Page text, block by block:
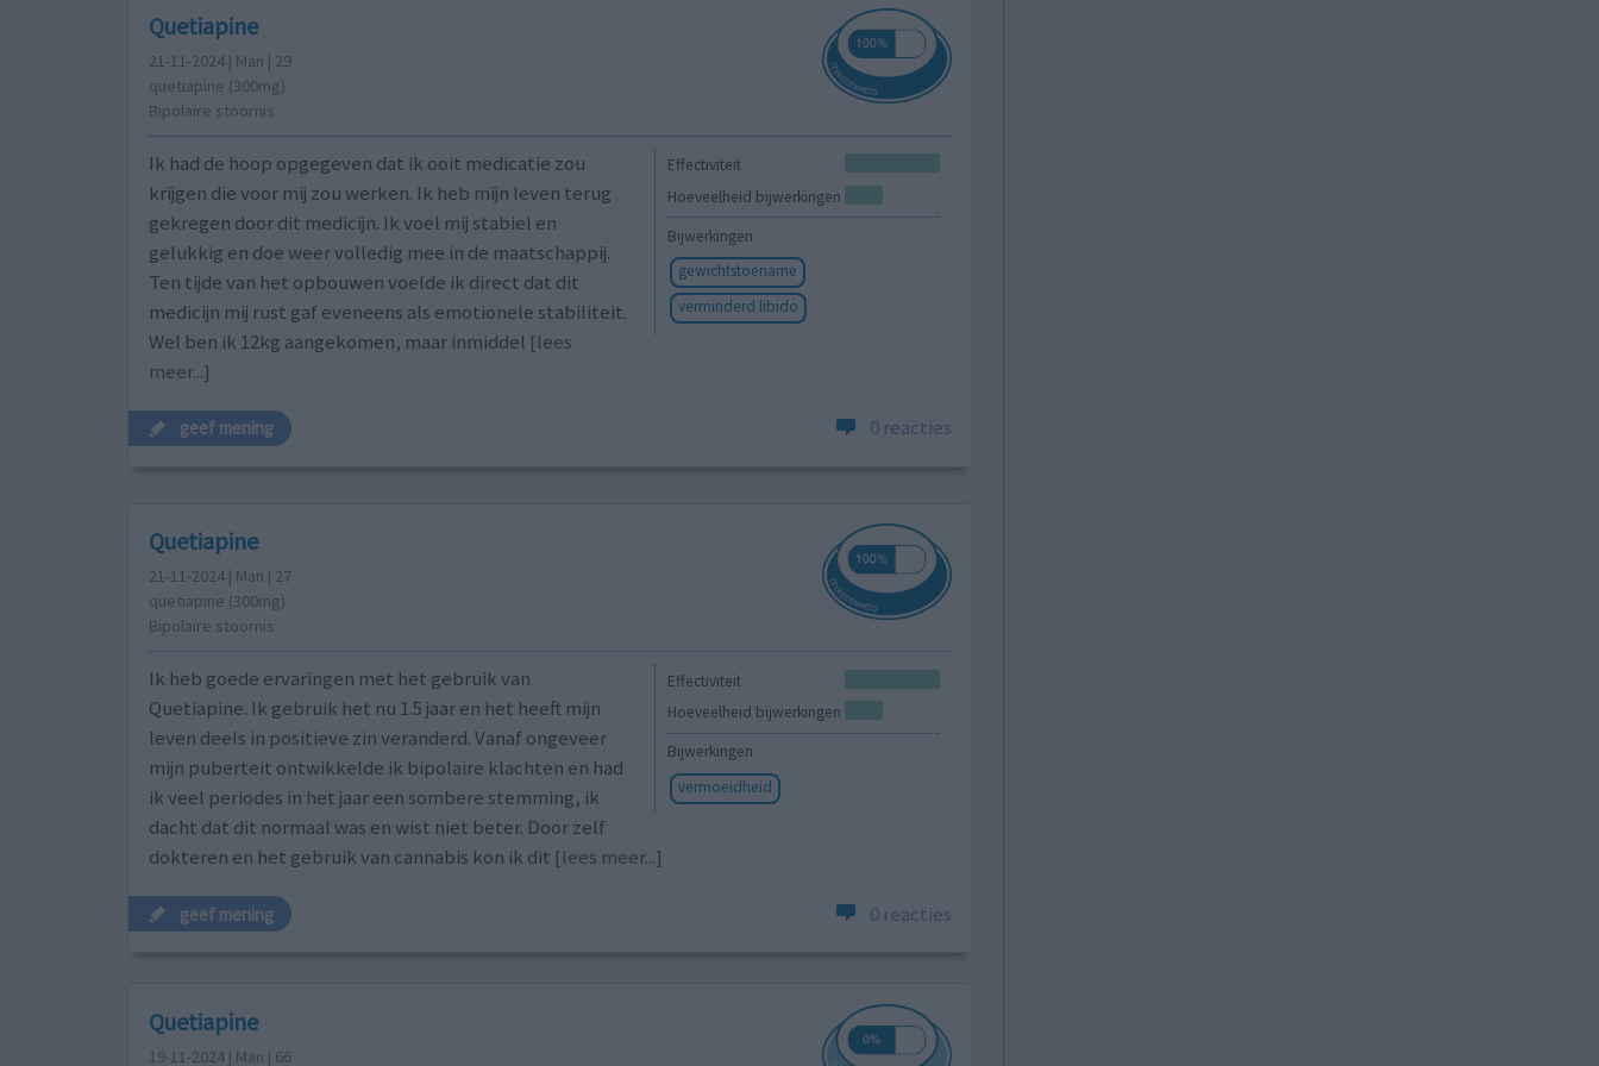
Quetiapine
21-11-2024 | Man | 29
quetiapine (300mg)
Bipolaire stoornis
Effectiviteit
Hoeveelheid bijwerkingen
Bijwerkingen
gewichtstoename
verminderd libido
Ik had de hoop opgegeven dat ik ooit medicatie zou
krijgen die voor mij zou werken. Ik heb mijn leven terug
gekregen door dit medicijn. Ik voel mij stabiel en
gelukkig en doe weer volledig mee in de maatschappij.
Ten tijde van het opbouwen voelde ik direct dat dit
medicijn mij rust gaf eveneens als emotionele stabiliteit.
Wel ben ik 12kg aangekomen, maar inmiddel [lees
meer...]
geef mening 0 reacties
Quetiapine
21-11-2024 | Man | 27
quetiapine (300mg)
Bipolaire stoornis
Effectiviteit
Hoeveelheid bijwerkingen
Bijwerkingen
vermoeidheid
Ik heb goede ervaringen met het gebruik van
Quetiapine. Ik gebruik het nu 1.5 jaar en het heeft mijn
leven deels in positieve zin veranderd. Vanaf ongeveer
mijn puberteit ontwikkelde ik bipolaire klachten en had
ik veel periodes in het jaar een sombere stemming, ik
dacht dat dit normaal was en wist niet beter. Door zelf
dokteren en het gebruik van cannabis kon ik dit [lees meer...]
geef mening 0 reacties
Quetiapine
19-11-2024 | Man | 66